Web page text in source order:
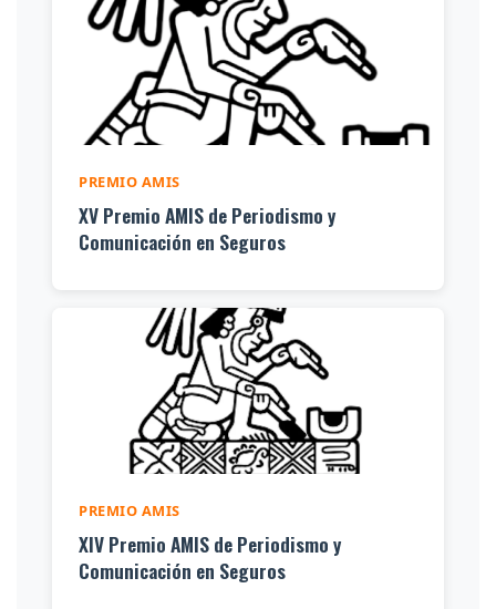
PREMIO AMIS
XV Premio AMIS de Periodismo y
Comunicación en Seguros
PREMIO AMIS
XIV Premio AMIS de Periodismo y
Comunicación en Seguros